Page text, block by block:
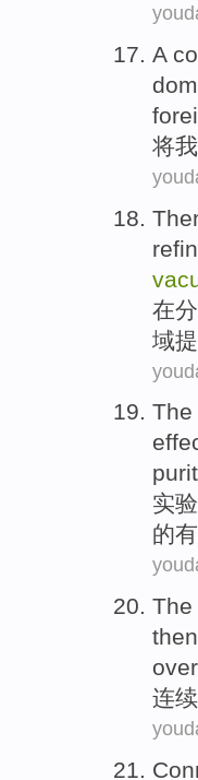
A
将
在
域
The
实验
的
The
连续